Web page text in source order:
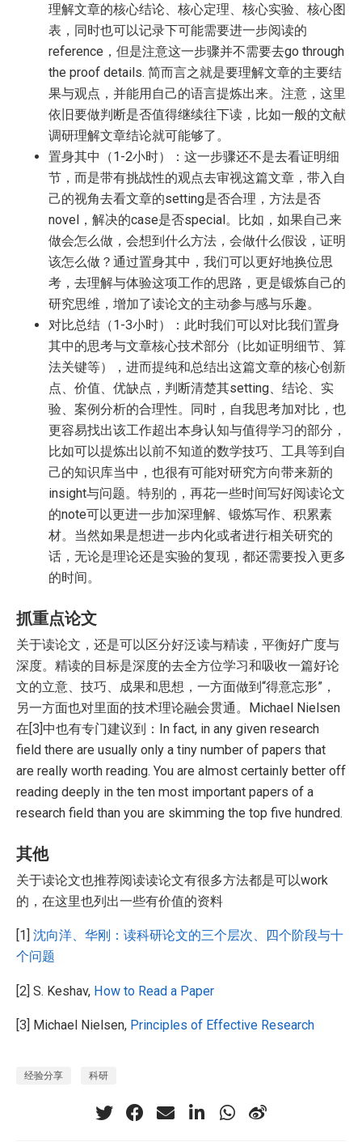
理解文章的核心结论、核心定理、核心实验、核心图
表，同时也可以记录下可能需要进一步阅读的
reference，但是注意这一步骤并不需要去go through
the proof details. 简而言之就是要理解文章的主要结
果与观点，并能用自己的语言提炼出来。注意，这里
依旧要做判断是否值得继续往下读，比如一般的文献
调研理解文章结论就可能够了。
置身其中（1-2小时）：这一步骤还不是去看证明细
节，而是带有挑战性的观点去审视这篇文章，带入自
己的视角去看文章的setting是否合理，方法是否
novel，解决的case是否special。比如，如果自己来
做会怎么做，会想到什么方法，会做什么假设，证明
该怎么做？通过置身其中，我们可以更好地换位思
考，去理解与体验这项工作的思路，更是锻炼自己的
研究思维，增加了读论文的主动参与感与乐趣。
对比总结（1-3小时）：此时我们可以对比我们置身
其中的思考与文章核心技术部分（比如证明细节、算
法关键等），进而提纯和总结出这篇文章的核心创新
点、价值、优缺点，判断清楚其setting、结论、实
验、案例分析的合理性。同时，自我思考加对比，也
更容易找出该工作超出本身认知与值得学习的部分，
比如可以提炼出以前不知道的数学技巧、工具等到自
己的知识库当中，也很有可能对研究方向带来新的
insight与问题。特别的，再花一些时间写好阅读论文
的note可以更进一步加深理解、锻炼写作、积累素
材。当然如果是想进一步内化或者进行相关研究的
话，无论是理论还是实验的复现，都还需要投入更多
的时间。
抓重点论文
关于读论文，还是可以区分好泛读与精读，平衡好广度与
深度。精读的目标是深度的去全方位学习和吸收一篇好论
文的立意、技巧、成果和思想，一方面做到“得意忘形”，
另一方面也对里面的技术理论融会贯通。Michael Nielsen
在[3]中也有专门建议到：In fact, in any given research
field there are usually only a tiny number of papers that
are really worth reading. You are almost certainly better off
reading deeply in the ten most important papers of a
research field than you are skimming the top five hundred.
其他
关于读论文也推荐阅读读论文有很多方法都是可以work
的，在这里也列出一些有价值的资料
[1] 沈向洋、华刚：读科研论文的三个层次、四个阶段与十
个问题
[2] S. Keshav, How to Read a Paper
[3] Michael Nielsen, Principles of Effective Research
经验分享 科研